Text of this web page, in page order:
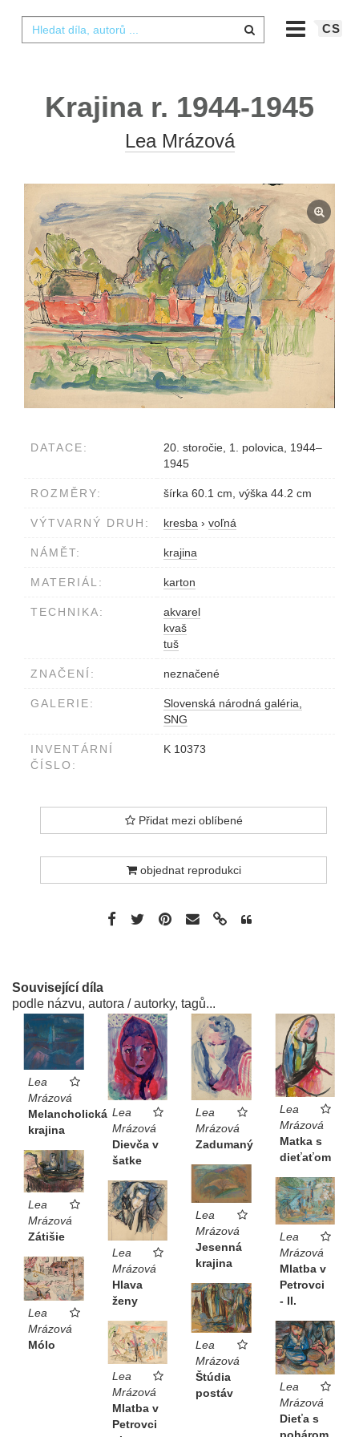
CS
Krajina r. 1944-1945
Lea Mrázová
DATACE:
20. storočie, 1. polovica, 1944–
1945
ROZMĚRY: šírka 60.1 cm, výška 44.2 cm
VÝTVARNÝ DRUH: kresba › voľná
NÁMĚT: krajina
MATERIÁL: karton
TECHNIKA:
akvarel
kvaš
tuš
ZNAČENÍ: neznačené
GALERIE:
Slovenská národná galéria,
SNG
INVENTÁRNÍ
ČÍSLO:
K 10373
Přidat mezi oblíbené
objednat reprodukci
Související díla
podle názvu, autora / autorky, tagů...
Lea
Mrázová
Melancholická
krajina
Lea
Mrázová
Dievča v
šatke
Lea
Mrázová
Zadumaný
Lea
Mrázová
Matka s
dieťaťom
Lea
Mrázová
Zátišie
Lea
Mrázová
Jesenná
krajina
Lea
Mrázová
Mlatba v
Petrovci
- II.
Lea
Mrázová
Hlava
ženy
Lea
Mrázová
Mólo
Lea
Mrázová
Štúdia
postáv
Lea
Mrázová
Mlatba v
Petrovci
Lea
Mrázová
Dieťa s